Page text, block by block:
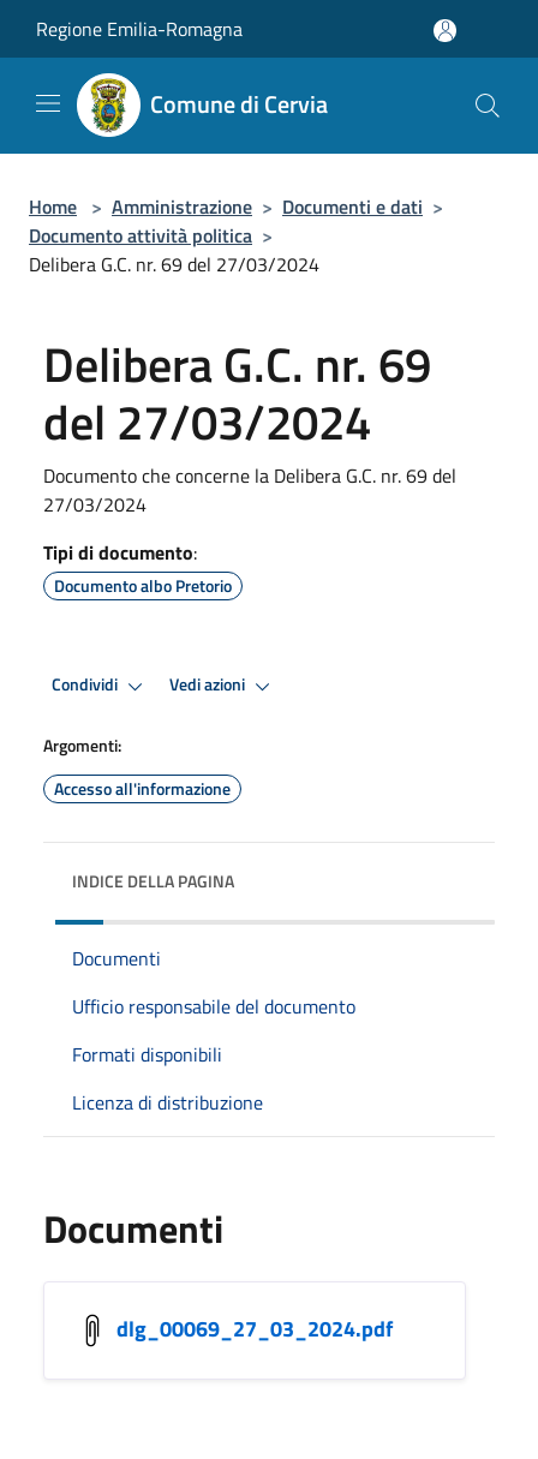
Regione Emilia-Romagna
Comune di Cervia
Home > Amministrazione > Documenti e dati >
Documento attività politica >
Delibera G.C. nr. 69 del 27/03/2024
Delibera G.C. nr. 69
del 27/03/2024
Documento che concerne la Delibera G.C. nr. 69 del
27/03/2024
Tipi di documento:
Documento albo Pretorio
Condividi Vedi azioni
Argomenti:
Accesso all'informazione
INDICE DELLA PAGINA
Documenti
Ufficio responsabile del documento
Formati disponibili
Licenza di distribuzione
Documenti
dlg_00069_27_03_2024.pdf